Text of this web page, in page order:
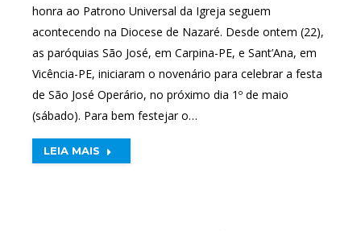
honra ao Patrono Universal da Igreja seguem
acontecendo na Diocese de Nazaré. Desde ontem (22),
as paróquias São José, em Carpina-PE, e Sant’Ana, em
Vicência-PE, iniciaram o novenário para celebrar a festa
de São José Operário, no próximo dia 1º de maio
(sábado). Para bem festejar o…
LEIA MAIS